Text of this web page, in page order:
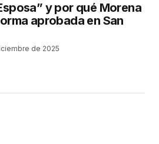
y por qué Morena
aprobada en San
de 2025